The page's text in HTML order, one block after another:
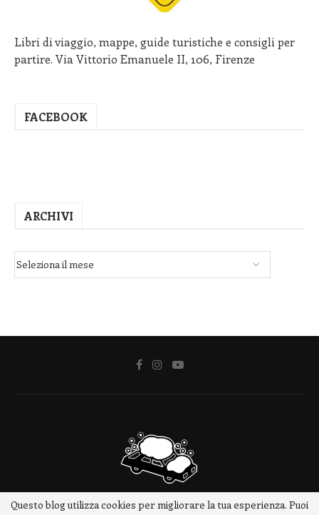
Libri di viaggio, mappe, guide turistiche e consigli per
partire. Via Vittorio Emanuele II, 106, Firenze
FACEBOOK
ARCHIVI
Questo blog utilizza cookies per migliorare la tua esperienza. Puoi